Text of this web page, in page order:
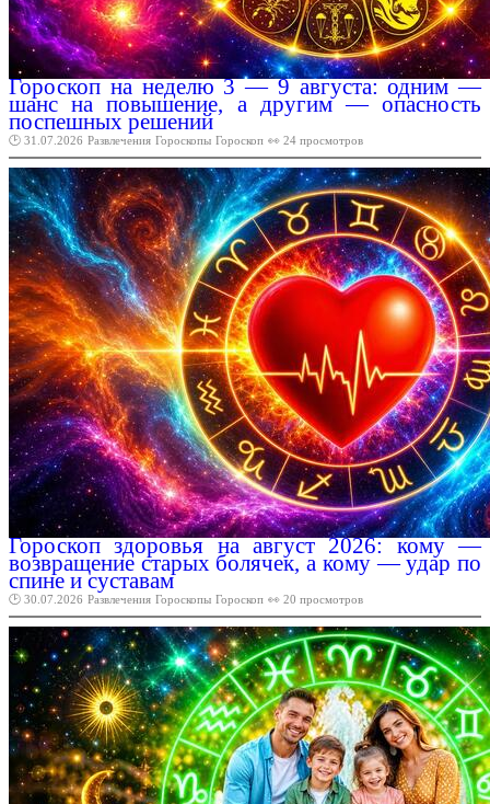
Гороскоп на неделю 3 — 9 августа: одним —
шанс на повышение, а другим — опасность
поспешных решений
🕑 31.07.2026 Развлечения Гороскопы Гороскоп 👀 24 просмотров
Гороскоп здоровья на август 2026: кому —
возвращение старых болячек, а кому — удар по
спине и суставам
🕑 30.07.2026 Развлечения Гороскопы Гороскоп 👀 20 просмотров